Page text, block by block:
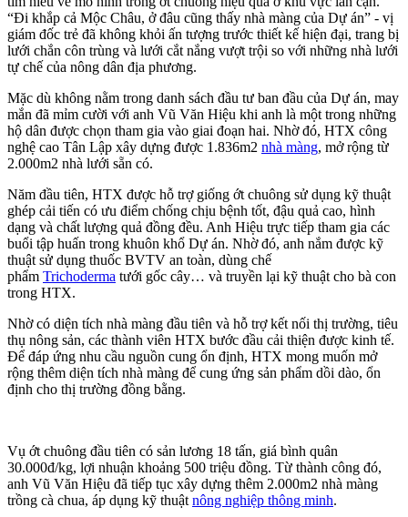
“Đi khắp cả Mộc Châu, ở đâu cũng thấy nhà màng của Dự án” - vị
giám đốc trẻ đã không khỏi ấn tượng trước thiết kế hiện đại, trang bị
lưới chắn côn trùng và lưới cắt nắng vượt trội so với những nhà lưới
tự chế của nông dân địa phương.
Mặc dù không nằm trong danh sách đầu tư ban đầu của Dự án, may
mắn đã mỉm cười với anh Vũ Văn Hiệu khi anh là một trong những
hộ dân được chọn tham gia vào giai đoạn hai. Nhờ đó, HTX công
nghệ cao Tân Lập xây dựng được 1.836m2 nhà màng, mở rộng từ
2.000m2 nhà lưới sẵn có.
Năm đầu tiên, HTX được hỗ trợ giống ớt chuông sử dụng kỹ thuật
ghép cải tiến có ưu điểm chống chịu bệnh tốt, đậu quả cao, hình
dạng và chất lượng quả đồng đều. Anh Hiệu trực tiếp tham gia các
buổi tập huấn trong khuôn khổ Dự án. Nhờ đó, anh nắm được kỹ
thuật sử dụng thuốc BVTV an toàn, dùng chế
phẩm Trichoderma tưới gốc cây… và truyền lại kỹ thuật cho bà con
trong HTX.
Nhờ có diện tích nhà màng đầu tiên và hỗ trợ kết nối thị trường, tiêu
thụ nông sản, các thành viên HTX bước đầu cải thiện được kinh tế.
Để đáp ứng nhu cầu nguồn cung ổn định, HTX mong muốn mở
rộng thêm diện tích nhà màng để cung ứng sản phẩm dồi dào, ổn
định cho thị trường đồng bằng.
Vụ ớt chuông đầu tiên có sản lương 18 tấn, giá bình quân
30.000đ/kg, lợi nhuận khoảng 500 triệu đồng. Từ thành công đó,
anh Vũ Văn Hiệu đã tiếp tục xây dựng thêm 2.000m2 nhà màng
trồng cà chua, áp dụng kỹ thuật nông nghiệp thông minh.